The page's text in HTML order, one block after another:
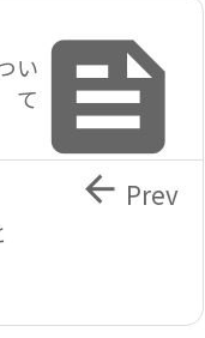

い
て
 Prev